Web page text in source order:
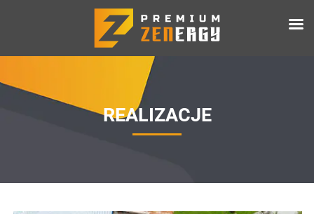
REALIZACJE